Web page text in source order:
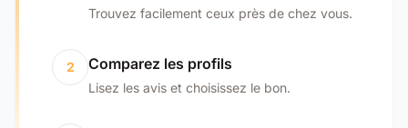
Trouvez facilement ceux près de chez vous.
2 Comparez les profils
Lisez les avis et choisissez le bon.